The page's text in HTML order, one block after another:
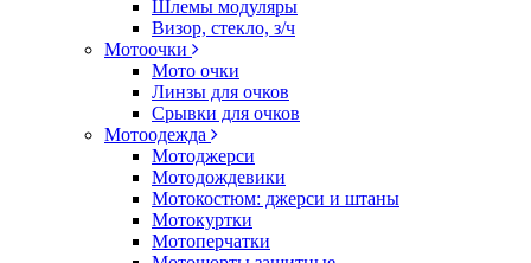
Шлемы модуляры
Визор, стекло, з/ч
Мотоочки
Мото очки
Линзы для очков
Срывки для очков
Мотоодежда
Мотоджерси
Мотодождевики
Мотокостюм: джерси и штаны
Мотокуртки
Мотоперчатки